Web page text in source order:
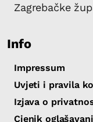
Zagrebačke
Info
Impressum
Uvjeti i pravila
Izjava o
Cjenik